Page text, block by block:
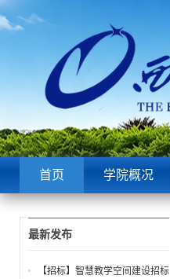
首页 学院概况
最新发布
【招标】智慧教学空间建设招标